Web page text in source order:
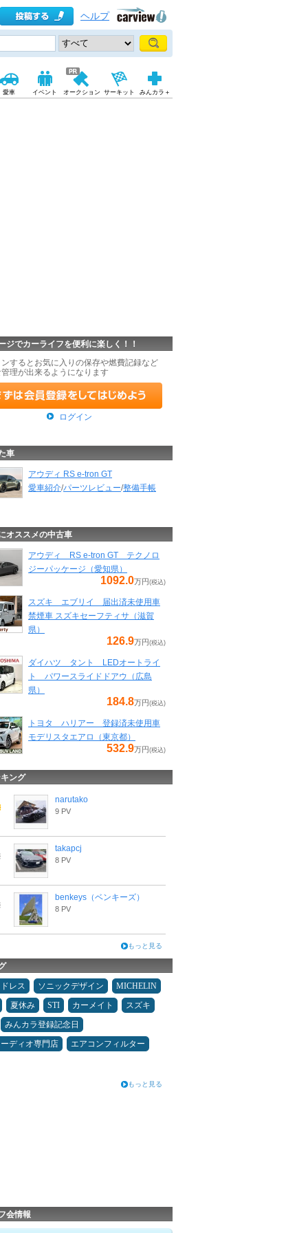
ヘルプ
愛車 イベント オークション サーキット みんカラ＋
ジでカーライフを便利に楽しく！！
するとお気に入りの保存や燃費記録など
理が出来るようになります
ログイン
車
アウディ RS e-tron GT
愛車紹介/パーツレビュー/整備手帳
オススメの中古車
アウディ RS e-tron GT テクノロ
ジーパッケージ（愛知県）
1092.0万円 (税込)
スズキ エブリイ 届出済未使用車
禁煙車 スズキセーフティサ（滋賀
県）
126.9万円 (税込)
ダイハツ タント LEDオートライ
ト パワースライドドアウ（広島
県）
184.8万円 (税込)
トヨタ ハリアー 登録済未使用車
モデリスタエアロ（東京都）
532.9万円 (税込)
ング
narutako
9 PV
takapcj
8 PV
benkeys（ベンキーズ）
8 PV
もっと見る
レス ソニックデザイン
MICHELIN
夏休み
STI カーメイト
スズキ
みんカラ登録記念日
ディオ専門店
エアコンフィルター
もっと見る
会情報